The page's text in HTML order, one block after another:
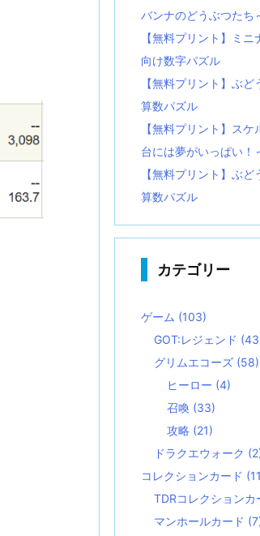
バンナのどうぶつたち
【無料プリント】ミ
向け数字パズル
【無料プリント】ぶ
算数パズル
【無料プリント】ス
台には夢がいっぱい！
【無料プリント】ぶ
算数パズル
カテゴリー
ゲーム (103)
GOT:レジェンド
グリムエコーズ (58)
ヒーロー (4)
召喚 (33)
攻略 (21)
ドラクエウォーク
コレクションカード
TDRコレクションカ
マンホールカード